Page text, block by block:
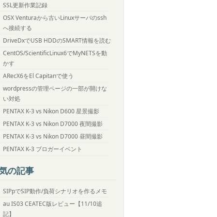
SSL更新作業記録
OSX Venturaから古いLinuxサーバのssh
へ接続する
DriveDxでUSB HDDのSMART情報を読む
CentOS/ScientificLinux6でMyNETSを動
かす
ARecX6をEl Capitanで使う
wordpressの管理ページの一部が開けな
い対処
PENTAX K-3 vs Nikon D600 星景撮影
PENTAX K-3 vs Nikon D7000 夜間撮影
PENTAX K-3 vs Nikon D7000 昼間撮影
PENTAX K-3 ブロガーイベント
の記事
SIPpでSIP動作/負荷シナリオを作るメモ
au IS03 CEATEC版レビュー【11/10追
記】